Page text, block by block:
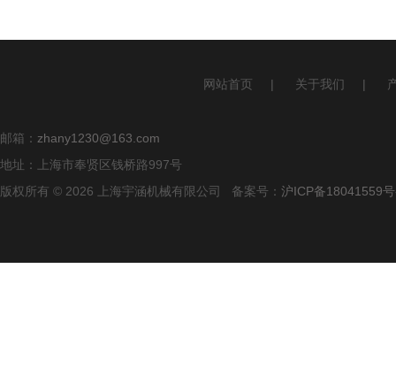
网站首页 | 关于我们 |
邮箱： zhany1230@163.com
地址：上海市奉贤区钱桥路997号
版权所有 © 2026 上海宇涵机械有限公司 备案号： 沪ICP备18041559